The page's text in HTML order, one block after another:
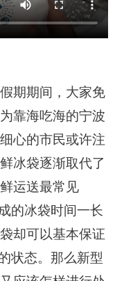
期期间，大家免
靠海吃海的宁波
心的市民或许注
冰袋逐渐取代了
运送最常见
的冰袋时间一长
却可以基本保证
状态。那么新型